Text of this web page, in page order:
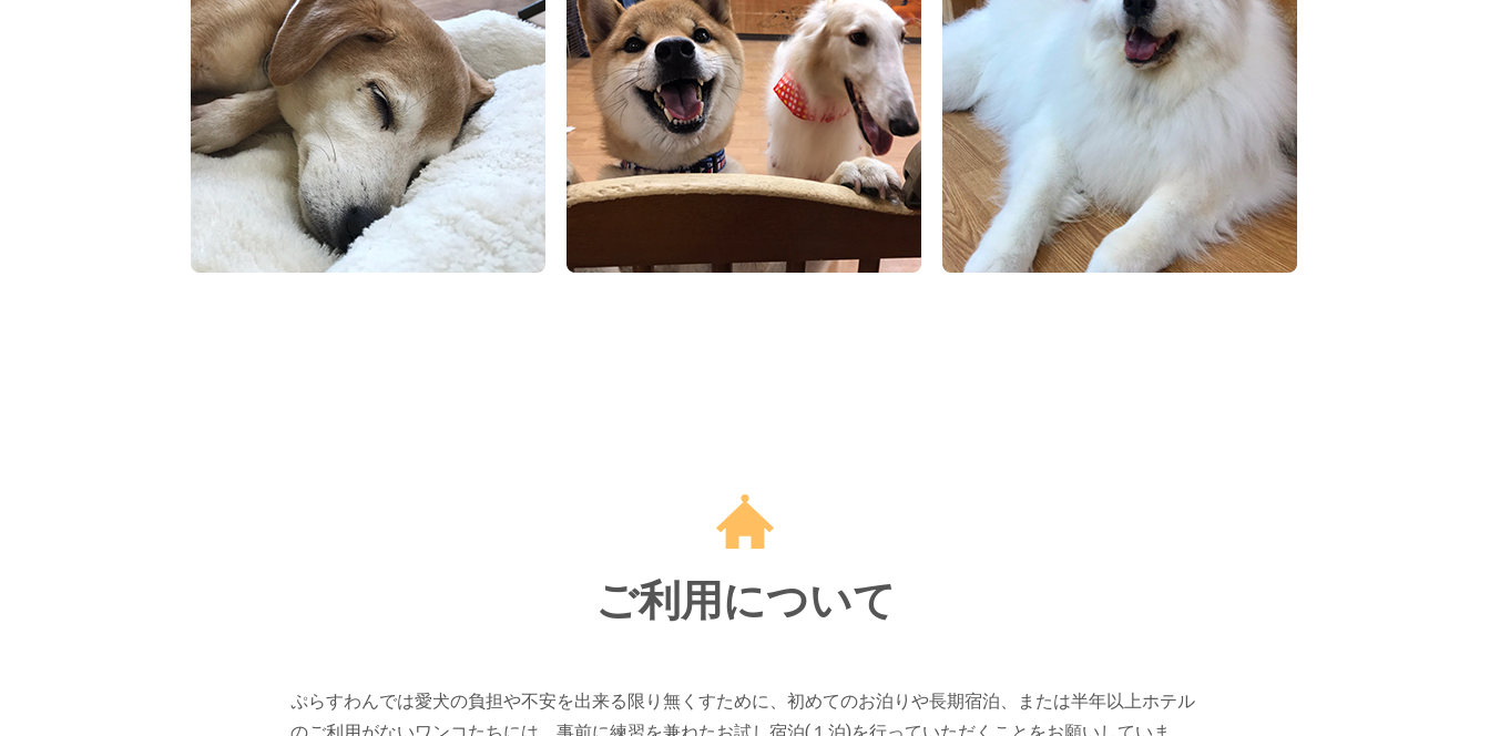
ご利用について
ぷらすわんでは愛犬の負担や不安を出来る限り無くすために、初めてのお泊りや長期宿泊、または半年以上ホテル